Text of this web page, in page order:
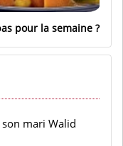
pour la semaine
son mari Walid